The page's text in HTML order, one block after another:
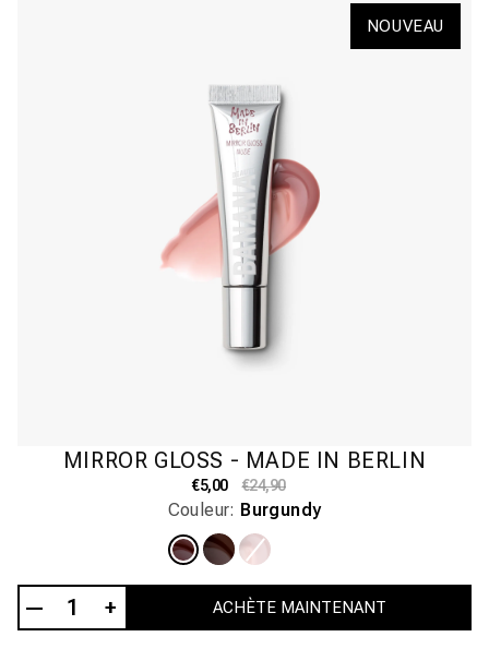
NOUVEAU
MIRROR GLOSS - MADE IN BERLIN
Prix
habituel
€5,00
Prix
promotionnel
€24,90
Couleur: Burgundy
Variante
épuisée
indisponible
Variante
épuisée
ou
indisponible
Variante
épuisée
indisponible
Variante
épuisée
ou
indisponible
— 1 + ACHÈTE MAINTENANT